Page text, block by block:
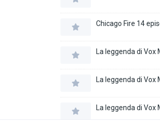
Chicago Fire 14